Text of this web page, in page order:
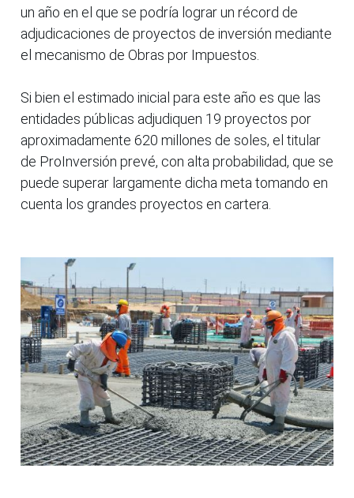
un año en el que se podría lograr un récord de
adjudicaciones de proyectos de inversión mediante
el mecanismo de Obras por Impuestos.
Si bien el estimado inicial para este año es que las
entidades públicas adjudiquen 19 proyectos por
aproximadamente 620 millones de soles, el titular
de ProInversión prevé, con alta probabilidad, que se
puede superar largamente dicha meta tomando en
cuenta los grandes proyectos en cartera.